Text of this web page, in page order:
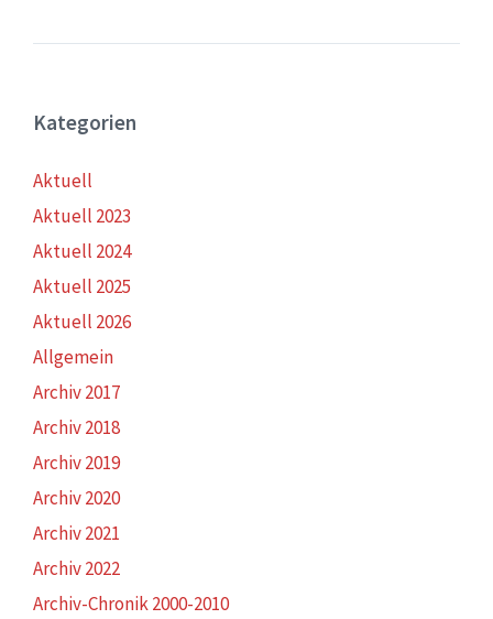
Kategorien
Aktuell
Aktuell 2023
Aktuell 2024
Aktuell 2025
Aktuell 2026
Allgemein
Archiv 2017
Archiv 2018
Archiv 2019
Archiv 2020
Archiv 2021
Archiv 2022
Archiv-Chronik 2000-2010